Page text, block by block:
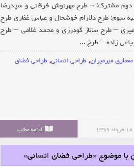
مشترک: – طرح مهرنوش فرقانی و سیدرضا
سوم: طرح دلارام خوشحال و عباس غفاری طرح
– طرح ساناز گودرزی و محمد غلامی – طرح
زاده – طرح ...
میرمیران,طراحی انسانی,طراحی فضای
۱۸ خرداد ۱۳۹۹ ادامه مطلب
با موضوع «طراحی فضای انسانی»